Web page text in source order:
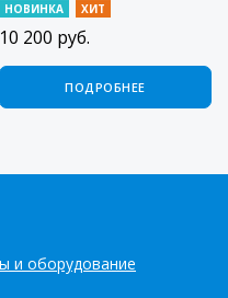
НОВИНКА ХИТ
10 200 руб.
ПОДРОБНЕЕ